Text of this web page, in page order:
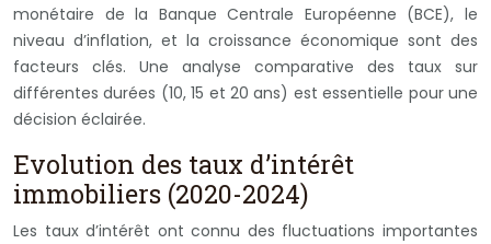
monétaire de la Banque Centrale Européenne (BCE), le
niveau d’inflation, et la croissance économique sont des
facteurs clés. Une analyse comparative des taux sur
différentes durées (10, 15 et 20 ans) est essentielle pour une
décision éclairée.
Evolution des taux d’intérêt
immobiliers (2020-2024)
Les taux d’intérêt ont connu des fluctuations importantes